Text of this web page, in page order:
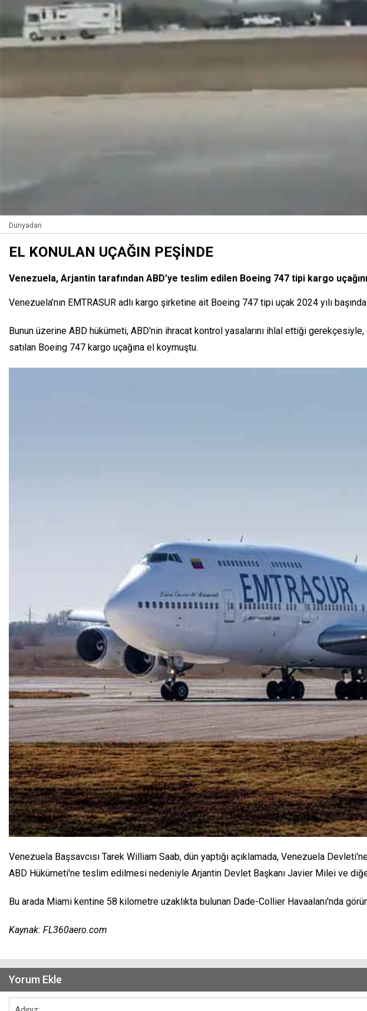
Dünyadan
EL KONULAN UÇAĞIN PEŞİNDE
Venezuela, Arjantin tarafından ABD’ye teslim edilen Boeing 747 tipi kargo
Venezuela’nın EMTRASUR adlı kargo şirketine ait Boeing 747 tipi uçak 2024 yılı
Bunun üzerine ABD hükümeti, ABD'nin ihracat kontrol yasalarını ihlal ettiği
satılan Boeing 747 kargo uçağına el koymuştu.
Venezuela Başsavcısı Tarek William Saab, dün yaptığı açıklamada, Venezuela
ABD Hükümeti'ne teslim edilmesi nedeniyle Arjantin Devlet Başkanı Javier Milei ve
Bu arada Miami kentine 58 kilometre uzaklıkta bulunan Dade-Collier Havaalanı'nda
Kaynak: FL360aero.com
Yorum Ekle